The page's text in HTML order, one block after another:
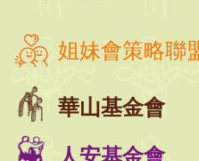
姐妹會策略聯
華山基金會
人安基金會